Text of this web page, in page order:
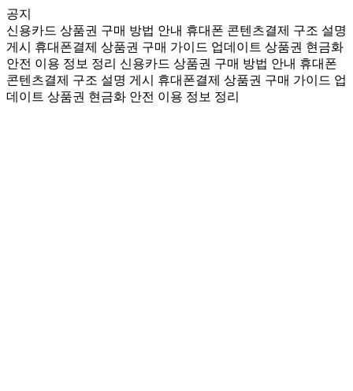
공지
신용카드 상품권 구매 방법 안내 휴대폰 콘텐츠결제 구조 설명
게시
휴대폰결제 상품권 구매 가이드 업데이트 상품권 현금화
안전 이용 정보 정리 신용카드 상품권 구매 방법 안내 휴대폰
콘텐츠결제 구조 설명 게시
휴대폰결제 상품권 구매 가이드 업
데이트 상품권 현금화 안전 이용 정보 정리